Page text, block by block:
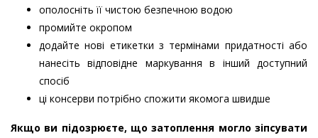
ополосніть її чистою безпечною водою
промийте окропом
додайте нові етикетки з термінами придатності або
нанесіть відповідне маркування в інший доступний
спосіб
ці консерви потрібно спожити якомога швидше
Якщо ви підозрюєте, що затоплення могло зіпсувати